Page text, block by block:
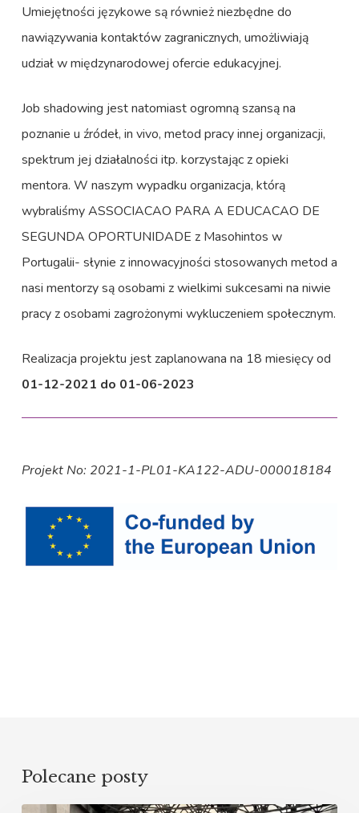
Umiejętności językowe są również niezbędne do
nawiązywania kontaktów zagranicznych, umożliwiają
udział w międzynarodowej ofercie edukacyjnej.
Job shadowing jest natomiast ogromną szansą na
poznanie u źródeł, in vivo, metod pracy innej organizacji,
spektrum jej działalności itp. korzystając z opieki
mentora. W naszym wypadku organizacja, którą
wybraliśmy ASSOCIACAO PARA A EDUCACAO DE
SEGUNDA OPORTUNIDADE z Masohintos w
Portugalii- słynie z innowacyjności stosowanych metod a
nasi mentorzy są osobami z wielkimi sukcesami na niwie
pracy z osobami zagrożonymi wykluczeniem społecznym.
Realizacja projektu jest zaplanowana na 18 miesięcy od
01-12-2021 do 01-06-2023
Projekt No: 2021-1-PL01-KA122-ADU-000018184
Polecane posty